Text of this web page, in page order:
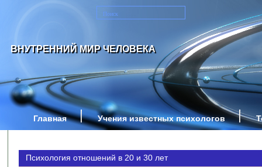
ВНУТРЕННИЙ МИР ЧЕЛОВЕКА
Главная Учения известных психологов
Психология отношений в 20 и 30 лет